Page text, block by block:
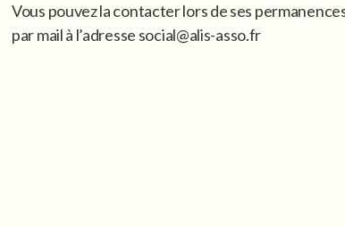
Vous pouvez la contacter lors de ses
par mail à l’adresse social@alis-asso.fr